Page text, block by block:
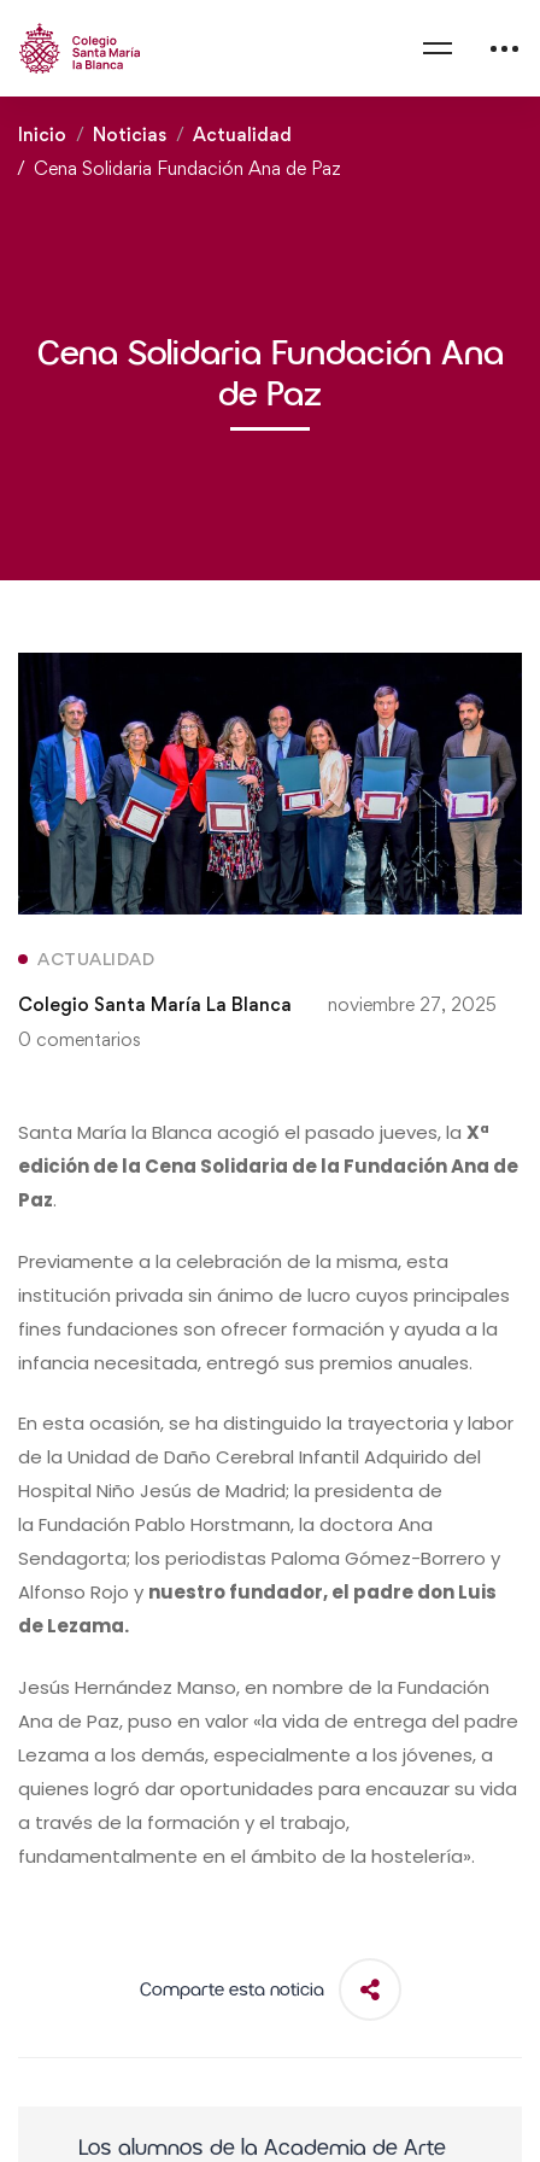
Inicio Noticias
Actualidad
Cena Solidaria Fundación Ana de Paz
Cena Solidaria Fundación Ana
de Paz
ACTUALIDAD
Colegio Santa María La Blanca
noviembre 27, 2025
0 comentarios
Santa María la Blanca acogió el pasado jueves, la Xª
edición de la Cena Solidaria de la Fundación Ana de
Paz.
Previamente a la celebración de la misma, esta
institución privada sin ánimo de lucro cuyos principales
fines fundaciones son ofrecer formación y ayuda a la
infancia necesitada, entregó sus premios anuales.
En esta ocasión, se ha distinguido la trayectoria y labor
de la Unidad de Daño Cerebral Infantil Adquirido del
Hospital Niño Jesús de Madrid; la presidenta de
la Fundación Pablo Horstmann, la doctora Ana
Sendagorta; los periodistas Paloma Gómez-Borrero y
Alfonso Rojo y nuestro fundador, el padre don Luis
de Lezama.
Jesús Hernández Manso, en nombre de la Fundación
Ana de Paz, puso en valor «la vida de entrega del padre
Lezama a los demás, especialmente a los jóvenes, a
quienes logró dar oportunidades para encauzar su vida
a través de la formación y el trabajo,
fundamentalmente en el ámbito de la hostelería».
Comparte esta noticia
Los alumnos de la Academia de Arte